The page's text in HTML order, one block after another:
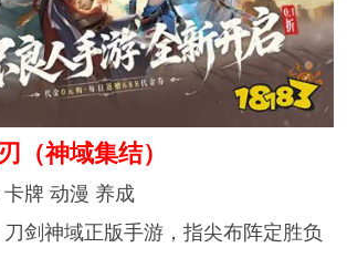
（神域集结）
卡牌 动漫 养成
刀剑神域正版手游，指尖布阵定胜负